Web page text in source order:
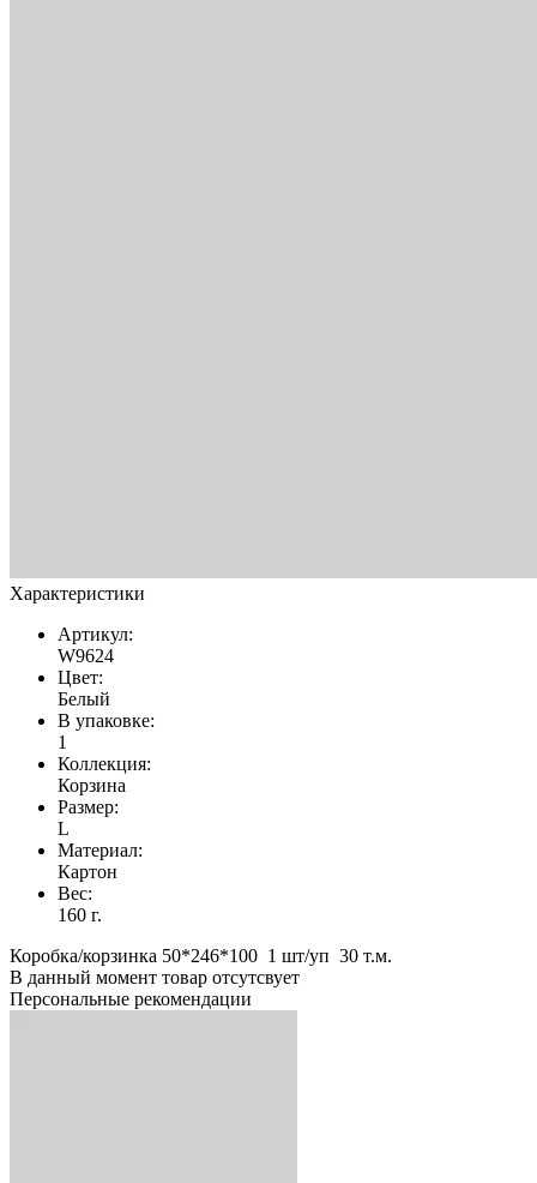
Характеристики
Артикул:
W9624
Цвет:
Белый
В упаковке:
1
Коллекция:
Корзина
Размер:
L
Материал:
Картон
Вес:
160 г.
Коробка/корзинка 50*246*100 1 шт/уп 30 т.м.
В данный момент товар отсутсвует
Персональные рекомендации